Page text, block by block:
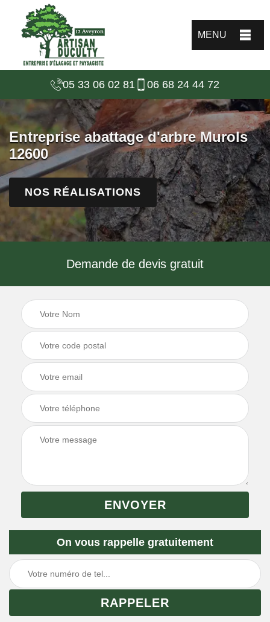
MENU
05 33 06 02 81 06 68 24 44 72
Entreprise abattage d'arbre Murols
12600
NOS RÉALISATIONS
Demande de devis gratuit
On vous rappelle gratuitement